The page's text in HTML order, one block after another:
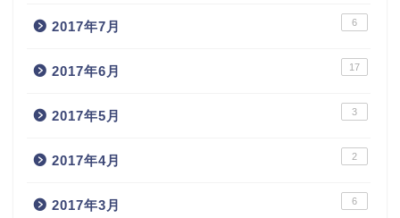
2017年7月 6
2017年6月 17
2017年5月 3
2017年4月 2
2017年3月 6